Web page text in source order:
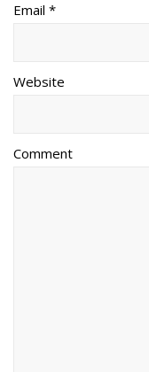
Email *
Website
Comment